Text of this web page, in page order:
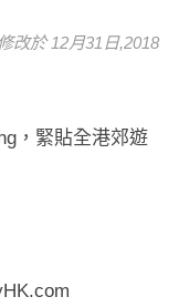
改於 12月31日,2018
，緊貼全港郊遊